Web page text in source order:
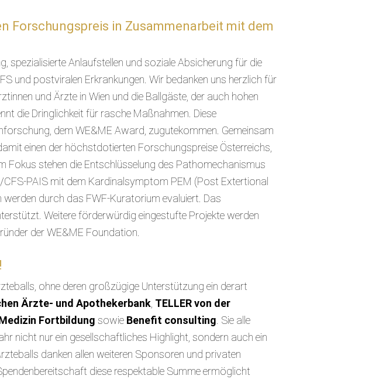
Forschungspreis in Zusammenarbeit mit dem
spezialisierte Anlaufstellen und soziale Absicherung für die
und postviralen Erkrankungen. Wir bedanken uns herzlich für
und Ärzte in Wien und die Ballgäste, der auch hohen
die Dringlichkeit für rasche Maßnahmen. Diese
dem WE&ME Award, zugutekommen. Gemeinsam
einen der höchstdotierten Forschungspreise Österreichs,
Fokus stehen die Entschlüsselung des Pathomechanismus
PAIS mit dem Kardinalsymptom PEM (Post Extertional
durch das FWF-Kuratorium evaluiert. Das
Weitere förderwürdig eingestufte Projekte werden
der WE&ME Foundation.
ohne deren großzügige Unterstützung ein derart
Ärzte- und Apothekerbank TELLER von der
Fortbildung sowie Benefit consulting . Sie alle
nicht nur ein gesellschaftliches Highlight, sondern auch ein
danken allen weiteren Sponsoren und privaten
diese respektable Summe ermöglicht